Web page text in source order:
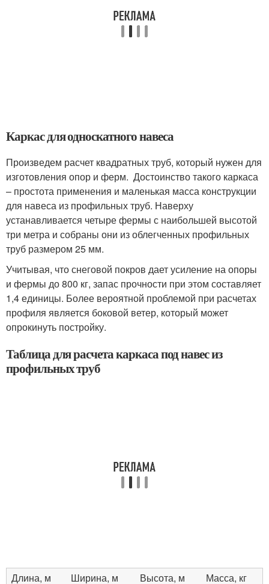
Каркас для односкатного навеса
Произведем расчет квадратных труб, который нужен для
изготовления опор и ферм. Достоинство такого каркаса
– простота применения и маленькая масса конструкции
для навеса из профильных труб. Наверху
устанавливается четыре фермы с наибольшей высотой
три метра и собраны они из облегченных профильных
труб размером 25 мм.
Учитывая, что снеговой покров дает усиление на опоры
и фермы до 800 кг, запас прочности при этом составляет
1,4 единицы. Более вероятной проблемой при расчетах
профиля является боковой ветер, который может
опрокинуть постройку.
Таблица для расчета каркаса под навес из
профильных труб
Длина, м Ширина, м Высота, м Масса, кг